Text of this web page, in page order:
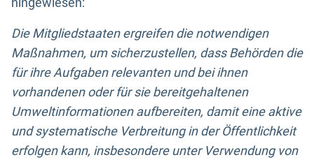
Die Mitgliedstaaten ergreifen die notwendigen
Maßnahmen, um sicherzustellen, dass Behörden die
für ihre Aufgaben relevanten und bei ihnen
vorhandenen oder für sie bereitgehaltenen
Umweltinformationen aufbereiten, damit eine aktive
und systematische Verbreitung in der Öffentlichkeit
erfolgen kann, insbesondere unter Verwendung von